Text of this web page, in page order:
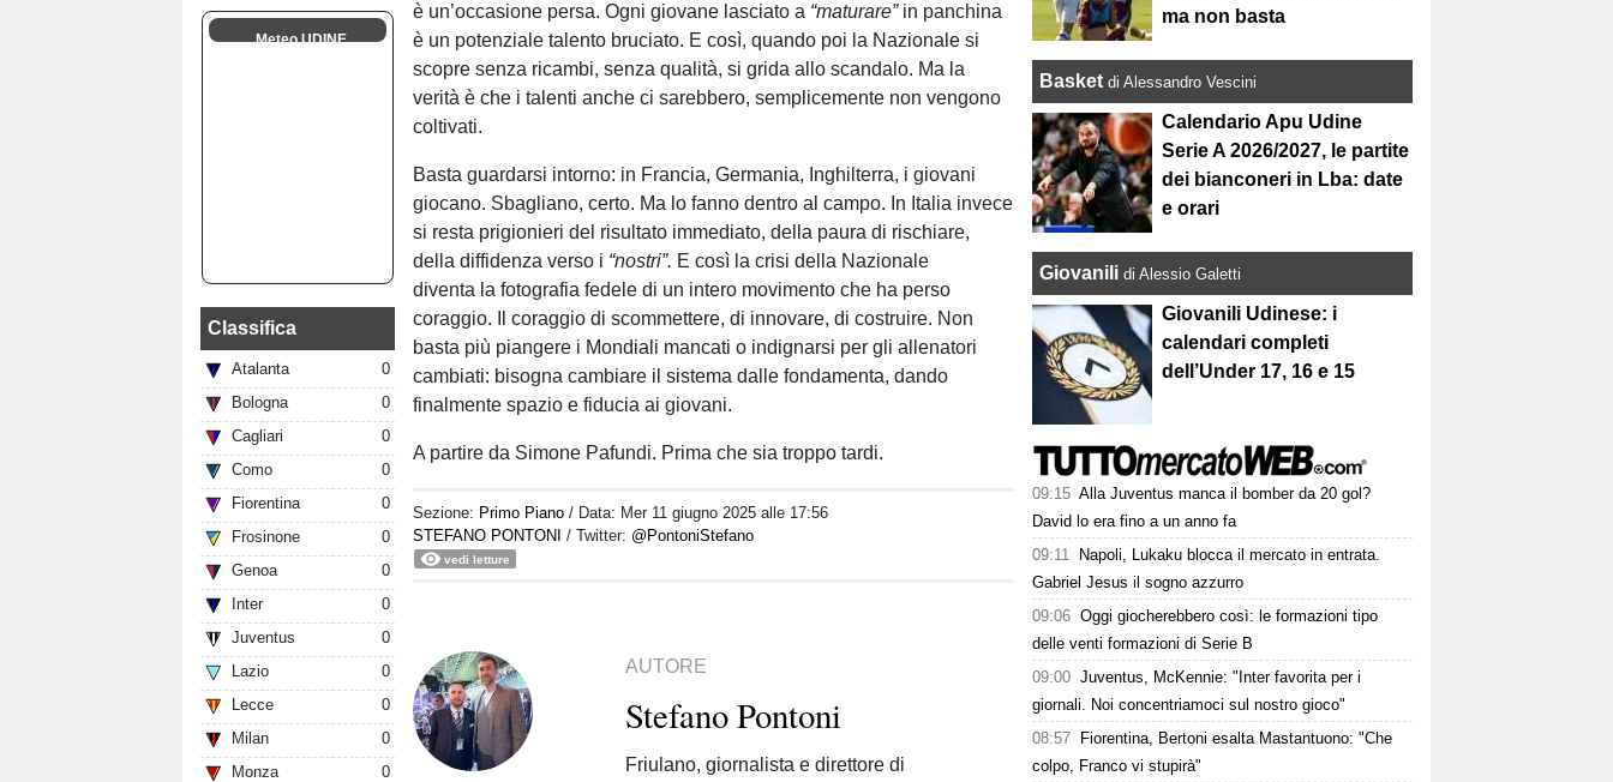
Meteo UDINE
Classifica
Atalanta
0
Bologna
0
Cagliari
0
Como
0
Fiorentina
0
Frosinone
0
Genoa
0
Inter
0
Juventus
0
Lazio
0
Lecce
0
Milan
0
Monza
0
è un’occasione persa. Ogni giovane lasciato a “maturare” in panchina
è un potenziale talento bruciato. E così, quando poi la Nazionale si
scopre senza ricambi, senza qualità, si grida allo scandalo. Ma la
verità è che i talenti anche ci sarebbero, semplicemente non vengono
coltivati.
Basta guardarsi intorno: in Francia, Germania, Inghilterra, i giovani
giocano. Sbagliano, certo. Ma lo fanno dentro al campo. In Italia invece
si resta prigionieri del risultato immediato, della paura di rischiare,
della diffidenza verso i “nostri”. E così la crisi della Nazionale
diventa la fotografia fedele di un intero movimento che ha perso
coraggio. Il coraggio di scommettere, di innovare, di costruire. Non
basta più piangere i Mondiali mancati o indignarsi per gli allenatori
cambiati: bisogna cambiare il sistema dalle fondamenta, dando
finalmente spazio e fiducia ai giovani.
A partire da Simone Pafundi. Prima che sia troppo tardi.
Sezione: Primo Piano / Data: Mer 11 giugno 2025 alle 17:56
STEFANO PONTONI
/ Twitter: @PontoniStefano
vedi letture
AUTORE
Stefano Pontoni
Friulano, giornalista e direttore di
ma non basta
Basket di Alessandro Vescini
Calendario Apu Udine
Serie A 2026/2027, le partite
dei bianconeri in Lba: date
e orari
Giovanili di Alessio Galetti
Giovanili Udinese: i
calendari completi
dell’Under 17, 16 e 15
09:15 Alla Juventus manca il bomber da 20 gol?
David lo era fino a un anno fa
09:11
Napoli, Lukaku blocca il mercato in entrata.
Gabriel Jesus il sogno azzurro
09:06 Oggi giocherebbero così: le formazioni tipo
delle venti formazioni di Serie B
09:00 Juventus, McKennie: "Inter favorita per i
giornali. Noi concentriamoci sul nostro gioco"
08:57
Fiorentina, Bertoni esalta Mastantuono: "Che
colpo, Franco vi stupirà"